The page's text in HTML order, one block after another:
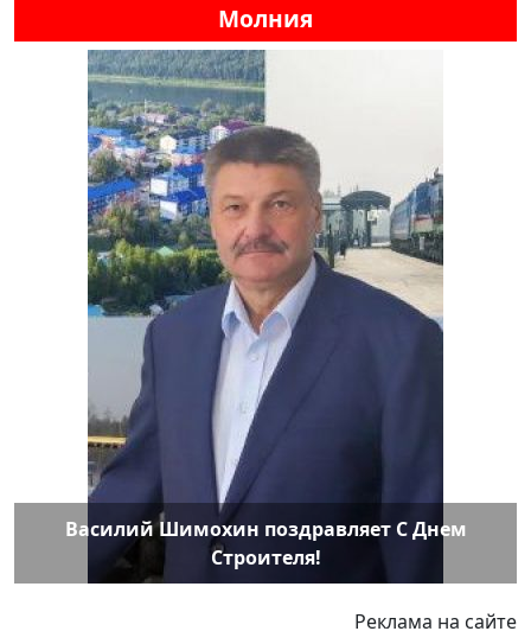
Молния
Василий Шимохин поздравляет С Днем
Строителя!
Реклама на сайте